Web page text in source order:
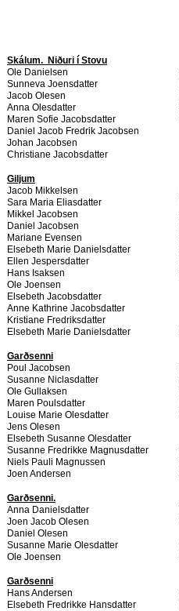
Skálum. Niðuri í Stovu
Ole Danielsen
Sunneva Joensdatter
Jacob Olesen
Anna Olesdatter
Maren Sofie Jacobsdatter
Daniel Jacob Fredrik Jacobsen
Johan Jacobsen
Christiane Jacobsdatter
Giljum
Jacob Mikkelsen
Sara Maria Eliasdatter
Mikkel Jacobsen
Daniel Jacobsen
Mariane Evensen
Elsebeth Marie Danielsdatter
Ellen Jespersdatter
Hans Isaksen
Ole Joensen
Elsebeth Jacobsdatter
Anne Kathrine Jacobsdatter
Kristiane Fredriksdatter
Elsebeth Marie Danielsdatter
Garðsenni
Poul Jacobsen
Susanne Niclasdatter
Ole Gullaksen
Maren Poulsdatter
Louise Marie Olesdatter
Jens Olesen
Elsebeth Susanne Olesdatter
Susanne Fredrikke Magnusdatter
Niels Pauli Magnussen
Joen Andersen
Garðsenni.
Anna Danielsdatter
Joen Jacob Olesen
Daniel Olesen
Susanne Marie Olesdatter
Ole Joensen
Garðsenni
Hans Andersen
Elsebeth Fredrikke Hansdatter